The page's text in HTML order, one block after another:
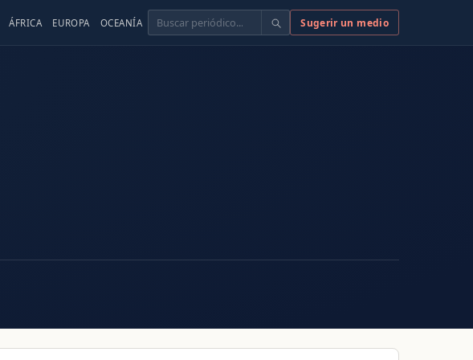
ÁFRICA EUROPA OCEANÍA Buscar Sugerir un medio